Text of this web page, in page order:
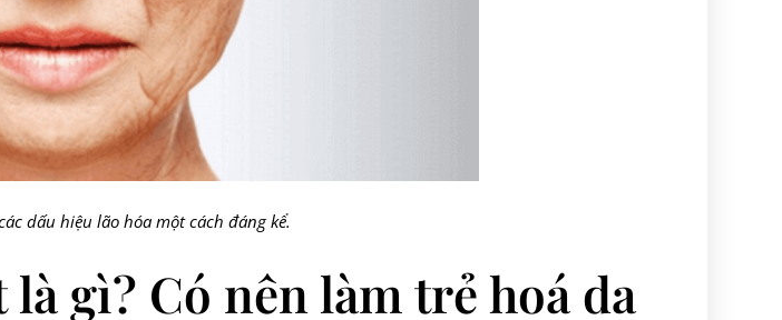
dấu hiệu lão hóa một cách đáng kể.
gì? Có nên làm trẻ hoá da